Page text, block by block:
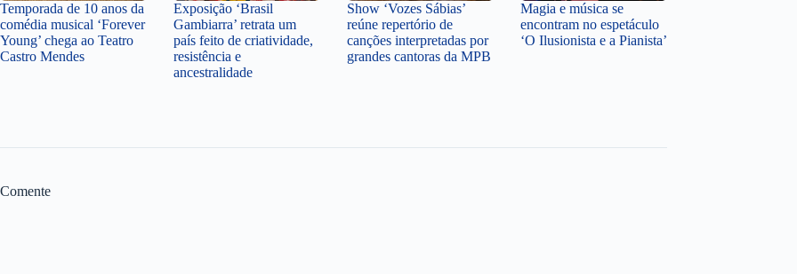
Temporada de 10 anos da
comédia musical ‘Forever
Young’ chega ao Teatro
Castro Mendes
Exposição ‘Brasil
Gambiarra’ retrata um
país feito de criatividade,
resistência e
ancestralidade
Show ‘Vozes Sábias’
reúne repertório de
canções interpretadas por
grandes cantoras da MPB
Magia e música se
encontram no espetáculo
‘O Ilusionista e a Pianista’
Comente